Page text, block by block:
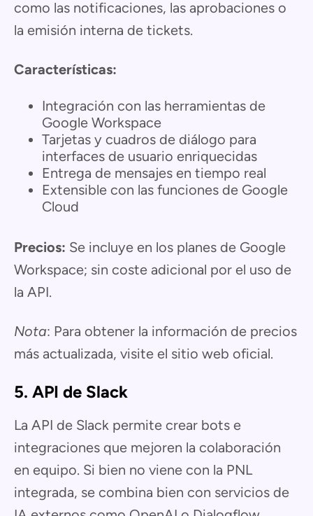
como las notificaciones, las aprobaciones o
la emisión interna de tickets.
Características:
Integración con las herramientas de
Google Workspace
Tarjetas y cuadros de diálogo para
interfaces de usuario enriquecidas
Entrega de mensajes en tiempo real
Extensible con las funciones de Google
Cloud
Precios: Se incluye en los planes de Google
Workspace; sin coste adicional por el uso de
la API.
Nota: Para obtener la información de precios
más actualizada, visite el sitio web oficial.
5. API de Slack
La API de Slack permite crear bots e
integraciones que mejoren la colaboración
en equipo. Si bien no viene con la PNL
integrada, se combina bien con servicios de